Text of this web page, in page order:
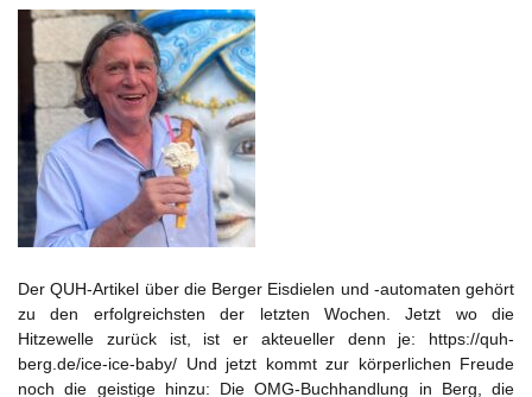
Der QUH-Artikel über die Berger Eisdielen und -automaten gehört
zu den erfolgreichsten der letzten Wochen. Jetzt wo die
Hitzewelle zurück ist, ist er akteueller denn je: https://quh-
berg.de/ice-ice-baby/ Und jetzt kommt zur körperlichen Freude
noch die geistige hinzu: Die OMG-Buchhandlung in Berg, die